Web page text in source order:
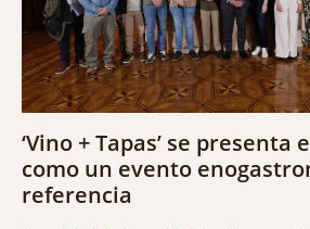
‘Vino + Tapas’ se presenta
como un evento
referencia